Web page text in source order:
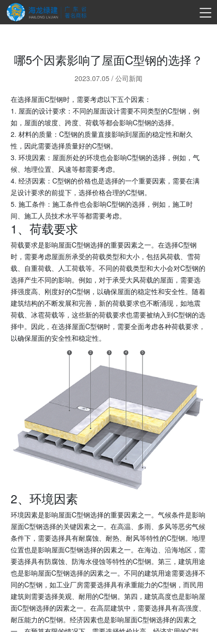
哪5个因素影响了屋面C型钢的选择？
2023.07.05 / 公司新闻
在选择屋面C型钢时，需要考虑以下五个因素：
1. 屋面的设计要求：不同的屋面设计需要不同类型的C型钢，例
如，屋面的坡度、跨度、荷载等都会影响C型钢的选择。
2. 材料的质量：C型钢的质量直接影响到屋面的稳定性和耐久
性，因此需要选择质量好的C型钢。
3. 环境因素：屋面所处的环境也会影响C型钢的选择，例如，气
候、地理位置、风速等都需要考虑。
4. 经济因素：C型钢的价格也是选择的一个重要因素，需要在满
足设计要求的前提下，选择价格合理的C型钢。
5. 施工条件：施工条件也会影响C型钢的选择，例如，施工时
间、施工人员技术水平等都需要考虑。
1、荷载要求
荷载要求是影响屋面C型钢选择的重要因素之一。在选择C型钢
时，需要考虑屋面所承受的荷载类型和大小，包括风荷载、雪荷
载、自重荷载、人工荷载等。不同的荷载类型和大小会对C型钢的
选择产生不同的影响。例如，对于承受大风荷载的屋面，需要选
择强度高、刚度好的C型钢，以确保屋面的稳定性和安全性。随着
建筑结构的不断发展和完善，新的荷载要求也不断涌现，如地震
荷载、冰雹荷载等，这些新的荷载要求也需要被纳入到C型钢的选
择中。因此，在选择屋面C型钢时，需要全面考虑各种荷载要求，
以确保屋面的安全性和稳定性。
2、环境因素
环境因素是影响屋面C型钢选择的重要因素之一。气候条件是影响
屋面C型钢选择的关键因素之一。在高温、多雨、多风等恶劣气候
条件下，需要选择具有耐腐蚀、耐热、耐风等特性的C型钢。地理
位置也是影响屋面C型钢选择的因素之一。在海边、沿海地区，需
要选择具有防腐蚀、防海水侵蚀等特性的C型钢。第三，建筑用途
也是影响屋面C型钢选择的因素之一。不同的建筑用途需要选择不
同的C型钢，如工业厂房需要选择具有承重能力的C型钢，而民用
建筑则需要选择美观、耐用的C型钢。第四，建筑高度也是影响屋
面C型钢选择的因素之一。在高层建筑中，需要选择具有高强度、
耐压能力的C型钢。经济因素也是影响屋面C型钢选择的因素之